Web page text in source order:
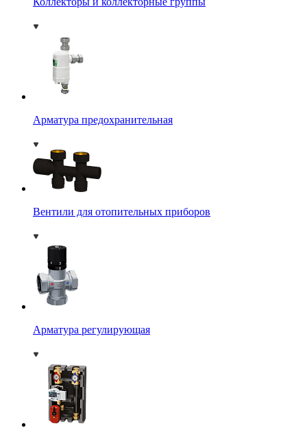
Арматура предохранительная
Вентили для отопительных приборов
Арматура регулирующая